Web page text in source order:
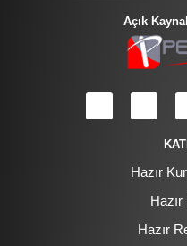
Açık
Hazır
Hazır